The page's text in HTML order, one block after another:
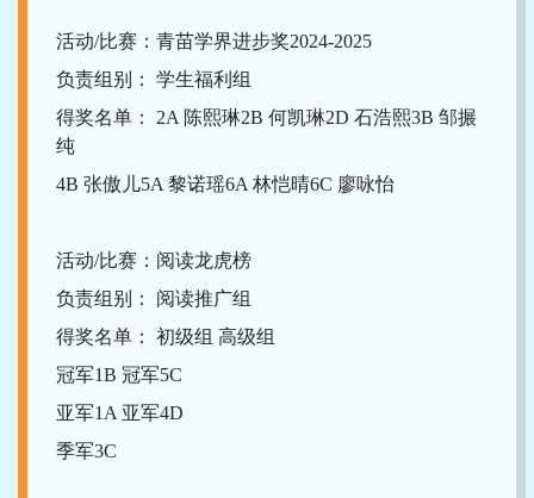
活动/比赛：青苗学界进步奖2024-2025
负责组别： 学生福利组
得奖名单： 2A 陈熙琳2B 何凯琳2D 石浩熙3B 邹搌
纯
4B 张傲儿5A 黎诺瑶6A 林恺晴6C 廖咏怡
活动/比赛：阅读龙虎榜
负责组别： 阅读推广组
得奖名单： 初级组 高级组
冠军1B 冠军5C
亚军1A 亚军4D
季军3C